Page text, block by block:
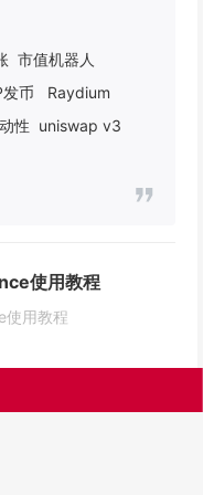
市值机器人
币
Raydium
性 uniswap v3
使用教程
使用教程